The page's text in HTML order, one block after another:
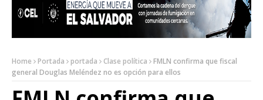
Home Portada portada Clase política
FMLN confirma que fiscal
general Douglas Meléndez no es opción para ellos